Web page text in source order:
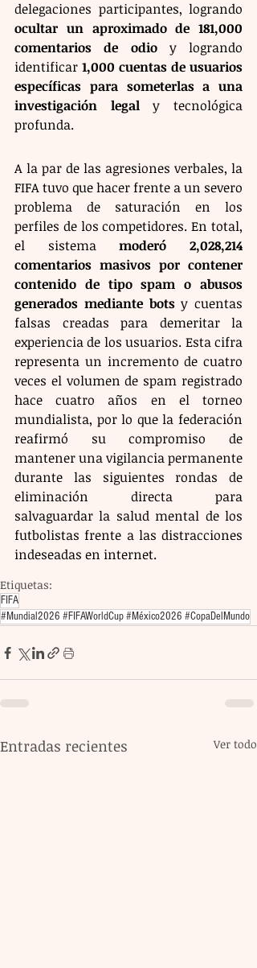
ocultar un aproximado de 181,000
comentarios de odio y logrando
identificar 1,000 cuentas de usuarios
específicas para someterlas a una
investigación legal y tecnológica
profunda.
A la par de las agresiones verbales, la
FIFA tuvo que hacer frente a un severo
problema de saturación en los
perfiles de los competidores. En total,
el sistema moderó 2,028,214
comentarios masivos por contener
contenido de tipo spam o abusos
generados mediante bots y cuentas
falsas creadas para demeritar la
experiencia de los usuarios. Esta cifra
representa un incremento de cuatro
veces el volumen de spam registrado
hace cuatro años en el torneo
mundialista, por lo que la federación
reafirmó su compromiso de
mantener una vigilancia permanente
durante las siguientes rondas de
eliminación directa para
salvaguardar la salud mental de los
futbolistas frente a las distracciones
indeseadas en internet.
Etiquetas:
FIFA
#Mundial2026 #FIFAWorldCup #México2026 #CopaDelMundo
Entradas recientes Ver todo